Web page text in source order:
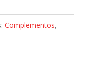
Complementos,